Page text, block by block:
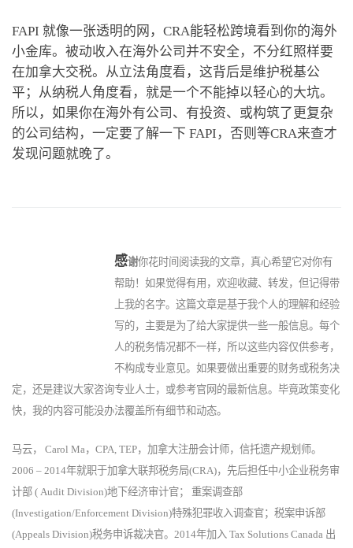
FAPI 就像一张透明的网，CRA能轻松跨境看到你的海外
小金库。被动收入在海外公司并不安全，不分红照样要
在加拿大交税。从立法角度看，这背后是维护税基公
平；从纳税人角度看，就是一个不能掉以轻心的大坑。
所以，如果你在海外有公司、有投资、或构筑了更复杂
的公司结构，一定要了解一下 FAPI，否则等CRA来查才
发现问题就晚了。
感谢你花时间阅读我的文章，真心希望它对你有
帮助！如果觉得有用，欢迎收藏、转发，但记得带
上我的名字。这篇文章是基于我个人的理解和经验
写的，主要是为了给大家提供一些一般信息。每个
人的税务情况都不一样，所以这些内容仅供参考，
不构成专业意见。如果要做出重要的财务或税务决
定，还是建议大家咨询专业人士，或参考官网的最新信息。毕竟政策变化
快，我的内容可能没办法覆盖所有细节和动态。
马云， Carol Ma，CPA, TEP，加拿大注册会计师，信托遗产规划师。
2006 – 2014年就职于加拿大联邦税务局(CRA)，先后担任中小企业税务审
计部 ( Audit Division)地下经济审计官； 重案调查部
(Investigation/Enforcement Division)特殊犯罪收入调查官；税案申诉部
(Appeals Division)税务申诉裁决官。2014年加入 Tax Solutions Canada 出